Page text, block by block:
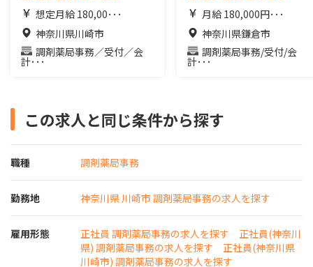
想定月給 180,00･･･
神奈川県川崎市
調剤薬局事務／受付／会
計･･･
月給 180,000円･･･
神奈川県鎌倉市
調剤薬局事務/受付/会
計･･･
この求人と同じ条件から探す
職種 調剤薬局事務
勤務地 神奈川県 川崎市 調剤薬局事務の求人を探す
雇用形態 正社員 調剤薬局事務の求人を探す
正社員(神奈川
県) 調剤薬局事務の求人を探す
正社員(神奈川県
川崎市) 調剤薬局事務の求人を探す